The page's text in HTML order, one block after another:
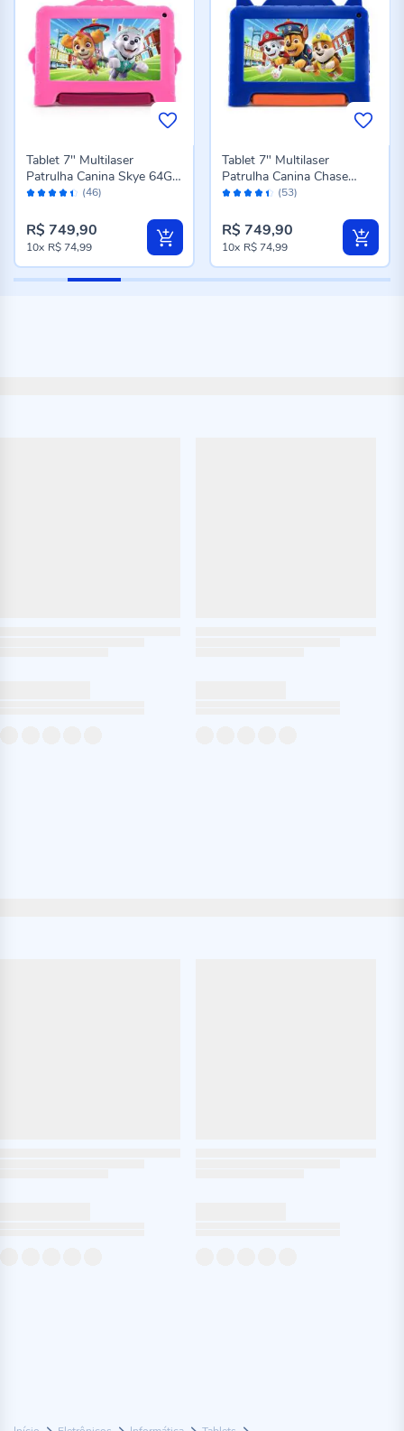
Avaliação: (46)
Tablet 7" Multilaser
Patrulha Canina Skye 64Gb
Nb422 - Rosa
R$ 749,90
10x R$ 74,99
Avaliação: (53)
Tablet 7" Multilaser
Patrulha Canina Chase
64Gb Nb421 - Azul
R$ 749,90
10x R$ 74,99